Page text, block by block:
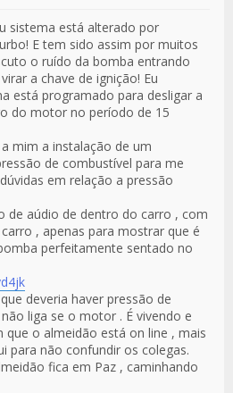
sistema está alterado por
E tem sido assim por muitos
o ruído da bomba entrando
a chave de ignição! Eu
está programado para desligar a
do motor no período de 15
mim a instalação de um
de combustível para me
em relação a pressão
de aúdio de dentro do carro , com
, apenas para mostrar que é
perfeitamente sentado no
deveria haver pressão de
liga se o motor . É vivendo e
que o almeidão está on line , mais
para não confundir os colegas.
fica em Paz , caminhando